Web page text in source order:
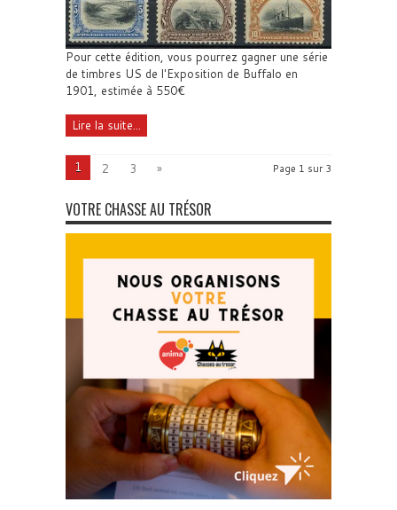
Pour cette édition, vous pourrez gagner une série
de timbres US de l'Exposition de Buffalo en
1901, estimée à 550€
Lire la suite...
Page 1 sur 3
1 2 3 »
VOTRE CHASSE AU TRÉSOR